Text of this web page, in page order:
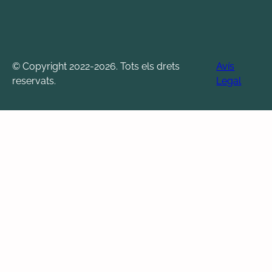
© Copyright 2022-2026. Tots els drets
reservats.
Avís
Legal